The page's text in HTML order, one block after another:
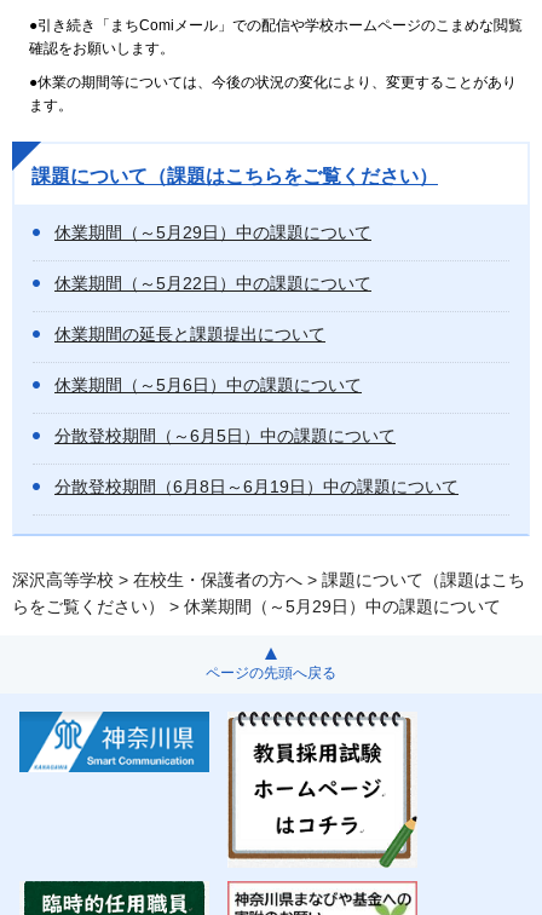
●引き続き「まちComiメール」での配信や学校ホームページのこまめな閲覧
確認をお願いします。
●休業の期間等については、今後の状況の変化により、変更することがあり
ます。
課題について（課題はこちらをご覧ください）
休業期間（～5月29日）中の課題について
休業期間（～5月22日）中の課題について
休業期間の延長と課題提出について
休業期間（～5月6日）中の課題について
分散登校期間（～6月5日）中の課題について
分散登校期間（6月8日～6月19日）中の課題について
深沢高等学校 > 在校生・保護者の方へ > 課題について（課題はこち
らをご覧ください）
> 休業期間（～5月29日）中の課題について
ページの先頭へ戻る